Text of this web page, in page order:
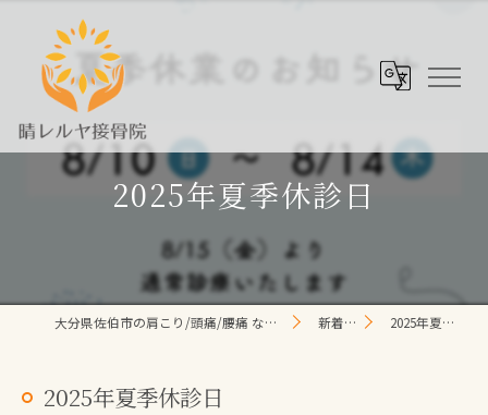
2025年夏季休診日
大分県佐伯市の肩こり/頭痛/腰痛 なら晴レルヤ整体院 新着情報 2025年夏季休診日
2025年夏季休診日